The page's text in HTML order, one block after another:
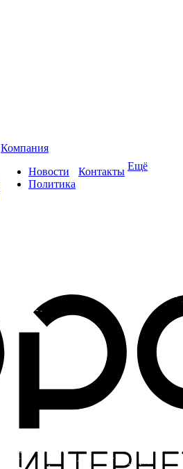
Компания
Новости
Политика
Контакты Ещё